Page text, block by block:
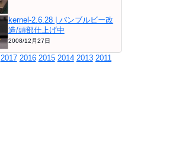
kernel-2.6.28 | バンブルビー改
造/頭部仕上げ中
2008/12月27日
2017 2016 2015 2014 2013 2011